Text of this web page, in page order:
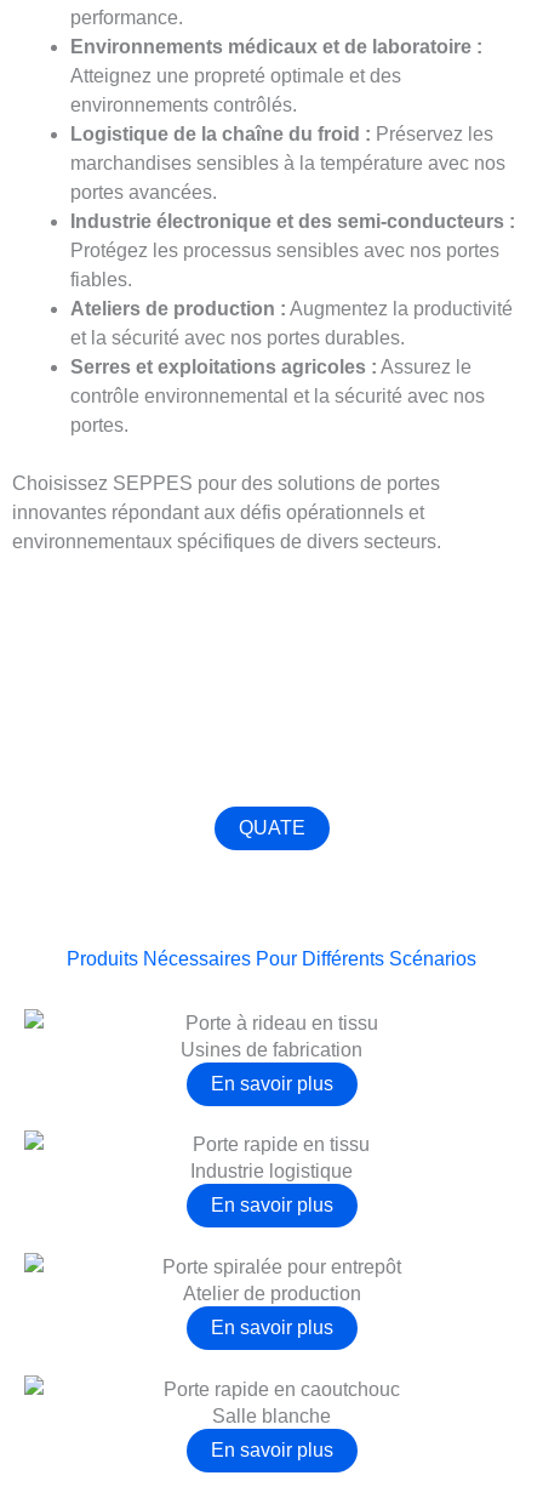
performance.
Environnements médicaux et de laboratoire :
Atteignez une propreté optimale et des
environnements contrôlés.
Logistique de la chaîne du froid : Préservez les
marchandises sensibles à la température avec nos
portes avancées.
Industrie électronique et des semi-conducteurs :
Protégez les processus sensibles avec nos portes
fiables.
Ateliers de production : Augmentez la productivité
et la sécurité avec nos portes durables.
Serres et exploitations agricoles : Assurez le
contrôle environnemental et la sécurité avec nos
portes.
Choisissez SEPPES pour des solutions de portes
innovantes répondant aux défis opérationnels et
environnementaux spécifiques de divers secteurs.
QUATE
Produits Nécessaires Pour Différents Scénarios
Usines de fabrication
En savoir plus
Industrie logistique
En savoir plus
Atelier de production
En savoir plus
Salle blanche
En savoir plus
Polski
日本語
简体中文